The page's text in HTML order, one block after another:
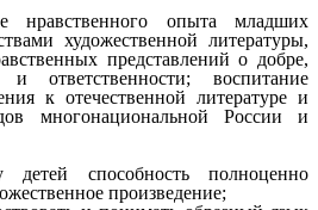
нравственного опыта младших
художественной литературы,
представлений о добре,
ответственности; воспитание
к отечественной литературе и
многонациональной России и
детей способность полноценно
произведение;